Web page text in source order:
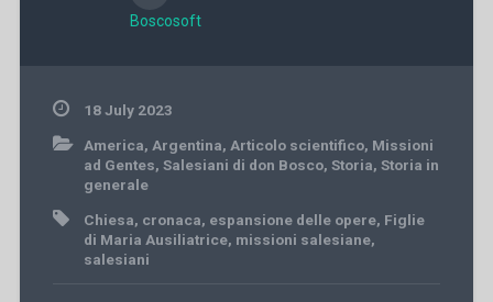
Boscosoft
18 July 2023
America, Argentina, Articolo scientifico, Missioni
ad Gentes, Salesiani di don Bosco, Storia, Storia in
generale
Chiesa, cronaca, espansione delle opere, Figlie
di Maria Ausiliatrice, missioni salesiane,
salesiani